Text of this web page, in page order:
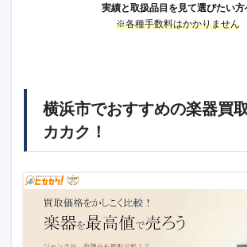
実績と取扱品目を見て選びたい方
※各種手数料はかかりません
横浜市でおすすめの楽器買
カカク！